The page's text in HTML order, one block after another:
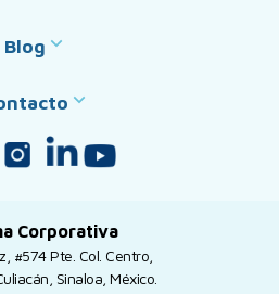
Blog
Corporativa
#574 Pte. Col. Centro,
Sinaloa, México.